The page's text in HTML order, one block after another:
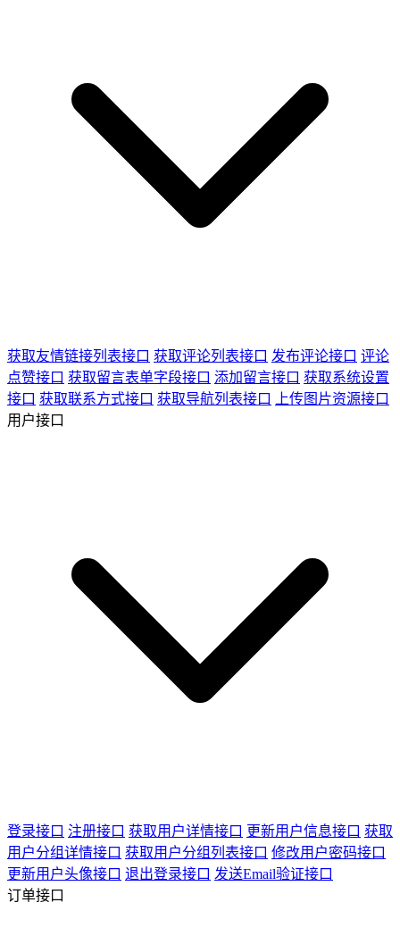
获取友情链接列表接口 获取评论列表接口 发布评论接口 评论
点赞接口 获取留言表单字段接口 添加留言接口 获取系统设置
接口 获取联系方式接口 获取导航列表接口
上传图片资源接口
用户接口
登录接口 注册接口 获取用户详情接口 更新用户信息接口 获取
用户分组详情接口 获取用户分组列表接口 修改用户密码接口
更新用户头像接口 退出登录接口 发送Email验证接口
订单接口